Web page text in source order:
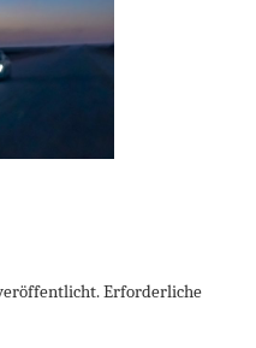
Erforderliche